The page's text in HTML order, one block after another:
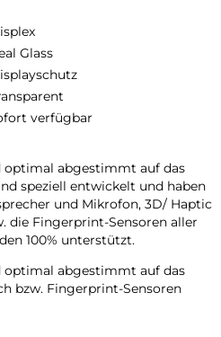
Glass
verfügbar
abgestimmt auf das
speziell entwickelt und haben
und Mikrofon, 3D/ Haptic
die Fingerprint-Sensoren aller
100% unterstützt.
abgestimmt auf das
bzw. Fingerprint-Sensoren